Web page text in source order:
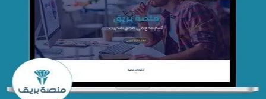
تصميم منصة بريق
التفاصيل